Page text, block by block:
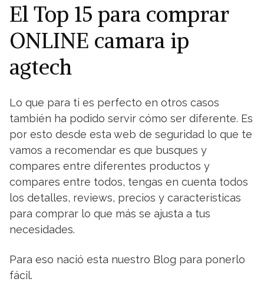
El Top 15 para comprar
ONLINE camara ip
agtech
Lo que para ti es perfecto en otros casos
también ha podido servir cómo ser diferente. Es
por esto desde esta web de seguridad lo que te
vamos a recomendar es que busques y
compares entre diferentes productos y
compares entre todos, tengas en cuenta todos
los detalles, reviews, precios y características
para comprar lo que más se ajusta a tus
necesidades.
Para eso nació esta nuestro Blog para ponerlo
fácil.